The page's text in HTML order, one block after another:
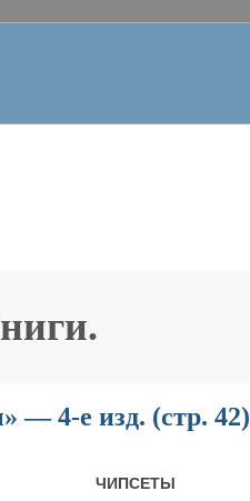
.
— 4-е изд. (стр. 42)
ЧИПСЕТЫ